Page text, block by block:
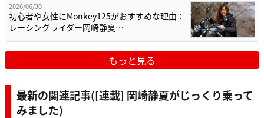
2026/06/30
初心者や女性にMonkey125がおすすめな理由：
レーシングライダー岡崎静夏…
もっと見る
最新の関連記事([連載] 岡崎静夏がじっくり乗って
みました)